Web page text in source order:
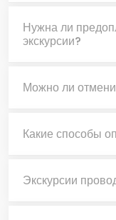
Нужна ли
экскурсии?
Можно ли
Какие способы
Экскурсии